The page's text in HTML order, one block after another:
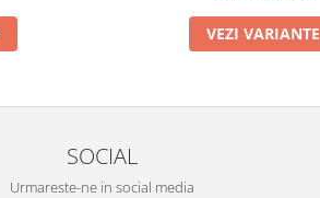
VEZI VARIANTE
SOCIAL
Urmareste-ne in social media